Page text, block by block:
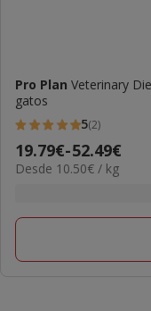
Pro Plan Veterinary
gatos
5
estrelas
com
avaliações
5(2)
Preço
de
a
19.79€-52.49€
10.50€
Desde 10.50€ / kg